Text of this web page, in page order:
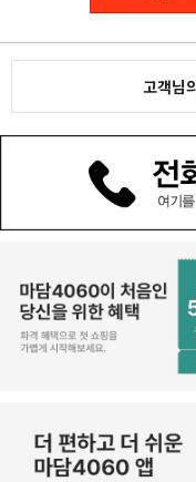
고객님